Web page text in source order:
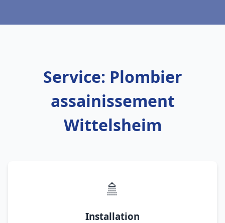
Service: Plombier
assainissement
Wittelsheim
🚿
Installation